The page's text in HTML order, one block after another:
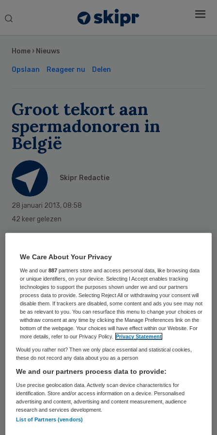
Search
Home › Nieuws
Opslaan Reageer nu Delen
Groot tekort aan
spermadonoren in
België
Skipr Redactie
28 januari 2013, 08:58
42 keer gelezen
spermadonoren, meldde het Centrum voor
Reproductieve Geneeskunde (CRG) vrijdag.
De vraag is groter dan het aanbod, onder
meer door een toegenomen vraag van
lesbische koppels.
Nederland
Een andere reden is dat vrouwen met een
kinderwens uit Nederland en Frankrijk naar
België komen voor een inseminatie. In
Frankrijk hebben lesbische koppels en
Sidebar
We Care About Your Privacy
We and our887 partners store and access personal data, like browsing data
or unique identifiers, on your device. Selecting I Accept enables tracking
technologies to support the purposes shown under we and our partners
process data to provide. Selecting Reject All or withdrawing your consent will
disable them. If trackers are disabled, some content and ads you see may not
be as relevant to you. You can resurface this menu to change your choices or
withdraw consent at any time by clicking the Manage Preferences link on the
bottom of the webpage. Your choices will have effect within our Website. For
more details, refer to our Privacy Policy.
Privacy Statement
Would you rather not? Then we only place essential and statistical cookies,
these do not record any data about you as a person
We and our partners process data to provide:
Use precise geolocation data. Actively scan device characteristics for
identification. Store and/or access information on a device. Personalised
advertising and content, advertising and content measurement, audience
research and services development.
List of Partners (vendors)